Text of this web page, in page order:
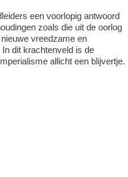
een voorlopig antwoord
zoals die uit de oorlog
vreedzame en
dit krachtenveld is de
allicht een blijvertje.